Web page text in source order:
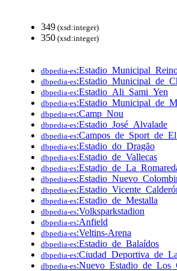
349 (xsd:integer)
350 (xsd:integer)
dbpedia-es
dbpedia-es
dbpedia-es:Estadio_Ali_Sami_Yen
dbpedia-es
dbpedia-es:Camp_Nou
dbpedia-es:Estadio_José_Alvalade
dbpedia-es
dbpedia-es:Estadio_do_Dragão
dbpedia-es:Estadio_de_Vallecas
dbpedia-es
dbpedia-es
dbpedia-es
dbpedia-es:Estadio_de_Mestalla
dbpedia-es:Volksparkstadion
dbpedia-es:Anfield
dbpedia-es:Veltins-Arena
dbpedia-es:Estadio_de_Balaídos
dbpedia-es
dbpedia-es